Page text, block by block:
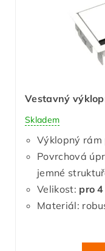
Vestavný
Skladem
Výklopný rám
Povrchová
jemné
Velikost: pro
Materiál: